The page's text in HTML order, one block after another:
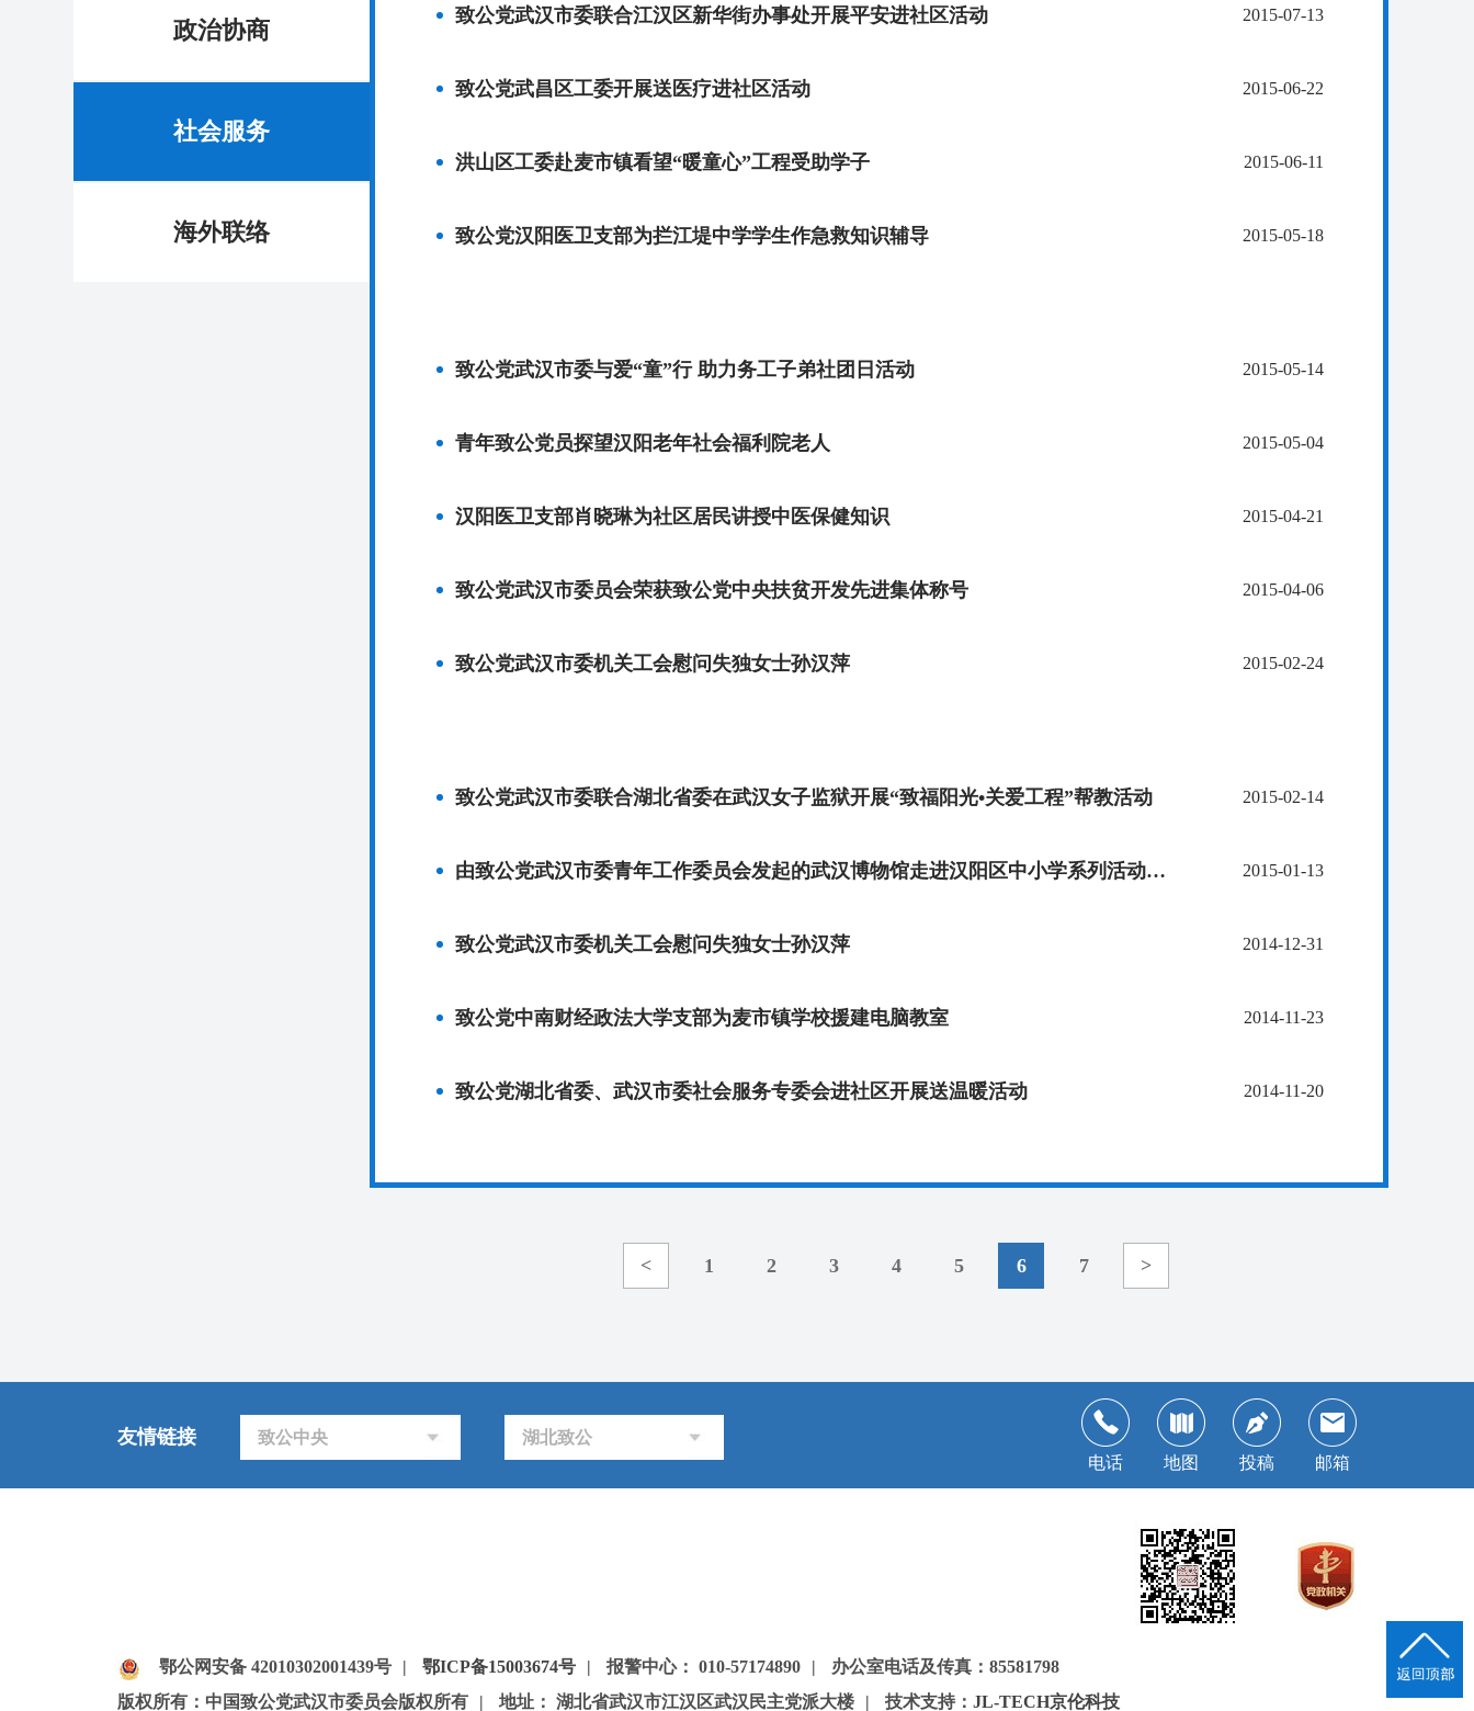
政治协商
社会服务
海外联络
致公党武汉市委联合江汉区新华街办事处开展平安进社区活动 2015-07-13
致公党武昌区工委开展送医疗进社区活动 2015-06-22
洪山区工委赴麦市镇看望“暖童心”工程受助学子 2015-06-11
致公党汉阳医卫支部为拦江堤中学学生作急救知识辅导 2015-05-18
致公党武汉市委与爱“童”行 助力务工子弟社团日活动 2015-05-14
青年致公党员探望汉阳老年社会福利院老人 2015-05-04
汉阳医卫支部肖晓琳为社区居民讲授中医保健知识 2015-04-21
致公党武汉市委员会荣获致公党中央扶贫开发先进集体称号 2015-04-06
致公党武汉市委机关工会慰问失独女士孙汉萍 2015-02-24
致公党武汉市委联合湖北省委在武汉女子监狱开展“致福阳光•关爱工程”帮教活动 2015-02-14
由致公党武汉市委青年工作委员会发起的武汉博物馆走进汉阳区中小学系列活动正式启动 2015-01-13
致公党武汉市委机关工会慰问失独女士孙汉萍 2014-12-31
致公党中南财经政法大学支部为麦市镇学校援建电脑教室 2014-11-23
致公党湖北省委、武汉市委社会服务专委会进社区开展送温暖活动 2014-11-20
< 1 2 3 4 5 6 7 >
友情链接 致公中央
湖北致公
电话
地图 投稿 邮箱
鄂公网安备 42010302001439号 | 鄂ICP备15003674号 | 报警中心： 010-57174890 |
办公室电话及传真：85581798
版权所有：中国致公党武汉市委员会版权所有
| 地址： 湖北省武汉市江汉区武汉民主党派大楼 | 技术支持：JL-TECH京伦科技